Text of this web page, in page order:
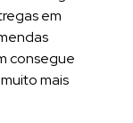
em
consegue
mais